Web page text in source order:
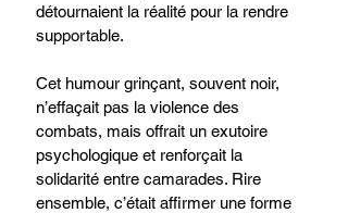
détournaient la réalité pour la rendre
supportable.
Cet humour grinçant, souvent noir,
n’effaçait pas la violence des
combats, mais offrait un exutoire
psychologique et renforçait la
solidarité entre camarades. Rire
ensemble, c’était affirmer une forme